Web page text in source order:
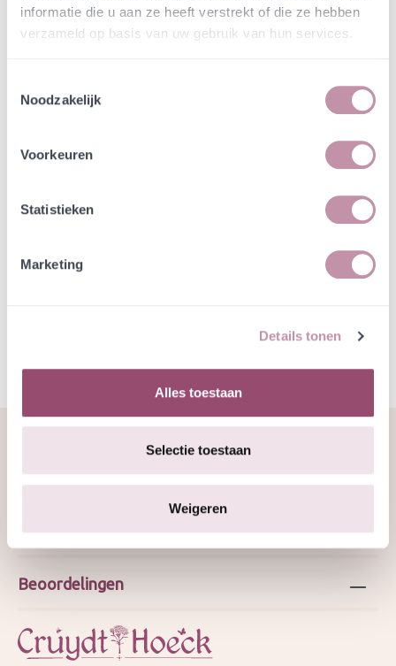
informatie die u aan ze heeft verstrekt of die ze hebben
verzameld op basis van uw gebruik van hun services.
Noodzakelijk
Voorkeuren
Statistieken
Marketing
Details tonen
Alles toestaan
Selectie toestaan
Weigeren
In een zakje zitten genoeg zaden om
tientallen planten op te kweken.
incl. btw
In winkelwagen Bewaren
Jouw bestelling draagt bij aan meer biodiversiteit
Over ons
Webshop
Beoordelingen